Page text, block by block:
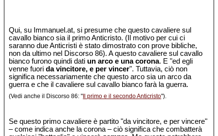
Qui, su Immanuel.at, si presume che questo cavaliere sul
cavallo bianco sia il primo Anticristo. (Il motivo per cui ci
saranno due Anticristi è stato dimostrato con prove bibliche,
non da ultimo nel Discorso 86). A questo cavaliere sul cavallo
bianco furono quindi dati un arco e una corona. E "ed egli
venne fuorida vincitore, e per vincer". Tuttavia, ciò non
significa necessariamente che questo arco sia un arco da
guerra e che il cavaliere sul cavallo bianco farà la guerra.
(Vedi anche il Discorso 86: " Il primo e il secondo Anticristo").
Se questo primo cavaliere è partito "da vincitore, e per vincere"
– come indica anche la corona – ciò significa che combatterà